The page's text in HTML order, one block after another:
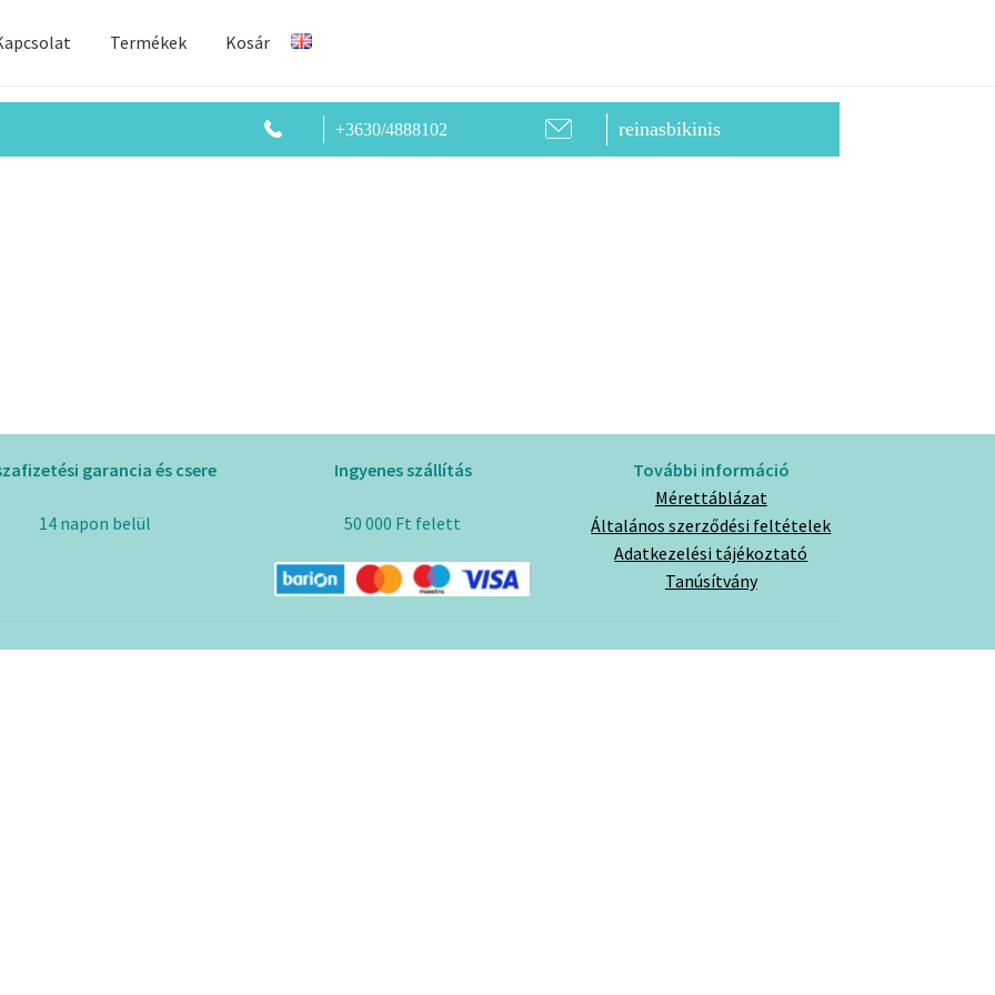
Termékek Kosár
+3630/4888102 reinasbikinis
garancia és csere
14 napon belül
Ingyenes szállítás
50 000 Ft felett
További információ
Mérettáblázat
Általános szerződési feltételek
Adatkezelési tájékoztató
Tanúsítvány